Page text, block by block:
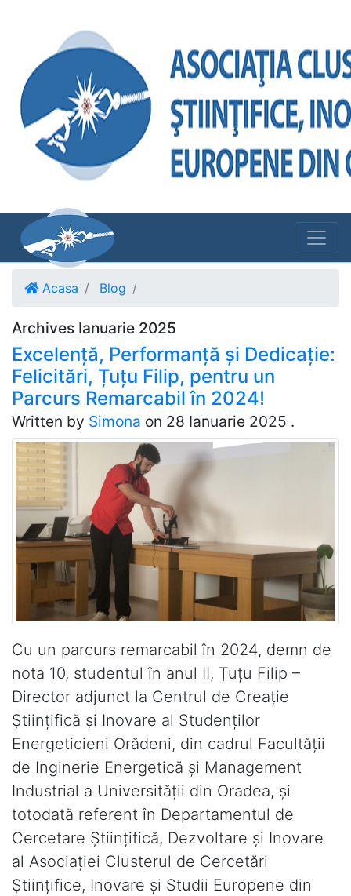
Acasa Blog
Archives Ianuarie 2025
Excelență, Performanță și Dedicație:
Felicitări, Țuțu Filip, pentru un
Parcurs Remarcabil în 2024!
Written by Simona on 28 Ianuarie 2025 .
Cu un parcurs remarcabil în 2024, demn de
nota 10, studentul în anul II, Țuțu Filip –
Director adjunct la Centrul de Creație
Științifică și Inovare al Studenților
Energeticieni Orădeni, din cadrul Facultății
de Inginerie Energetică și Management
Industrial a Universității din Oradea, și
totodată referent în Departamentul de
Cercetare Științifică, Dezvoltare și Inovare
al Asociației Clusterul de Cercetări
Științifice, Inovare și Studii Europene din